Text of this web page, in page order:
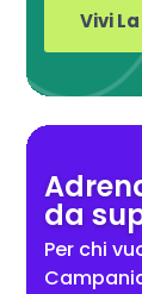
Vivi
da
Per chi